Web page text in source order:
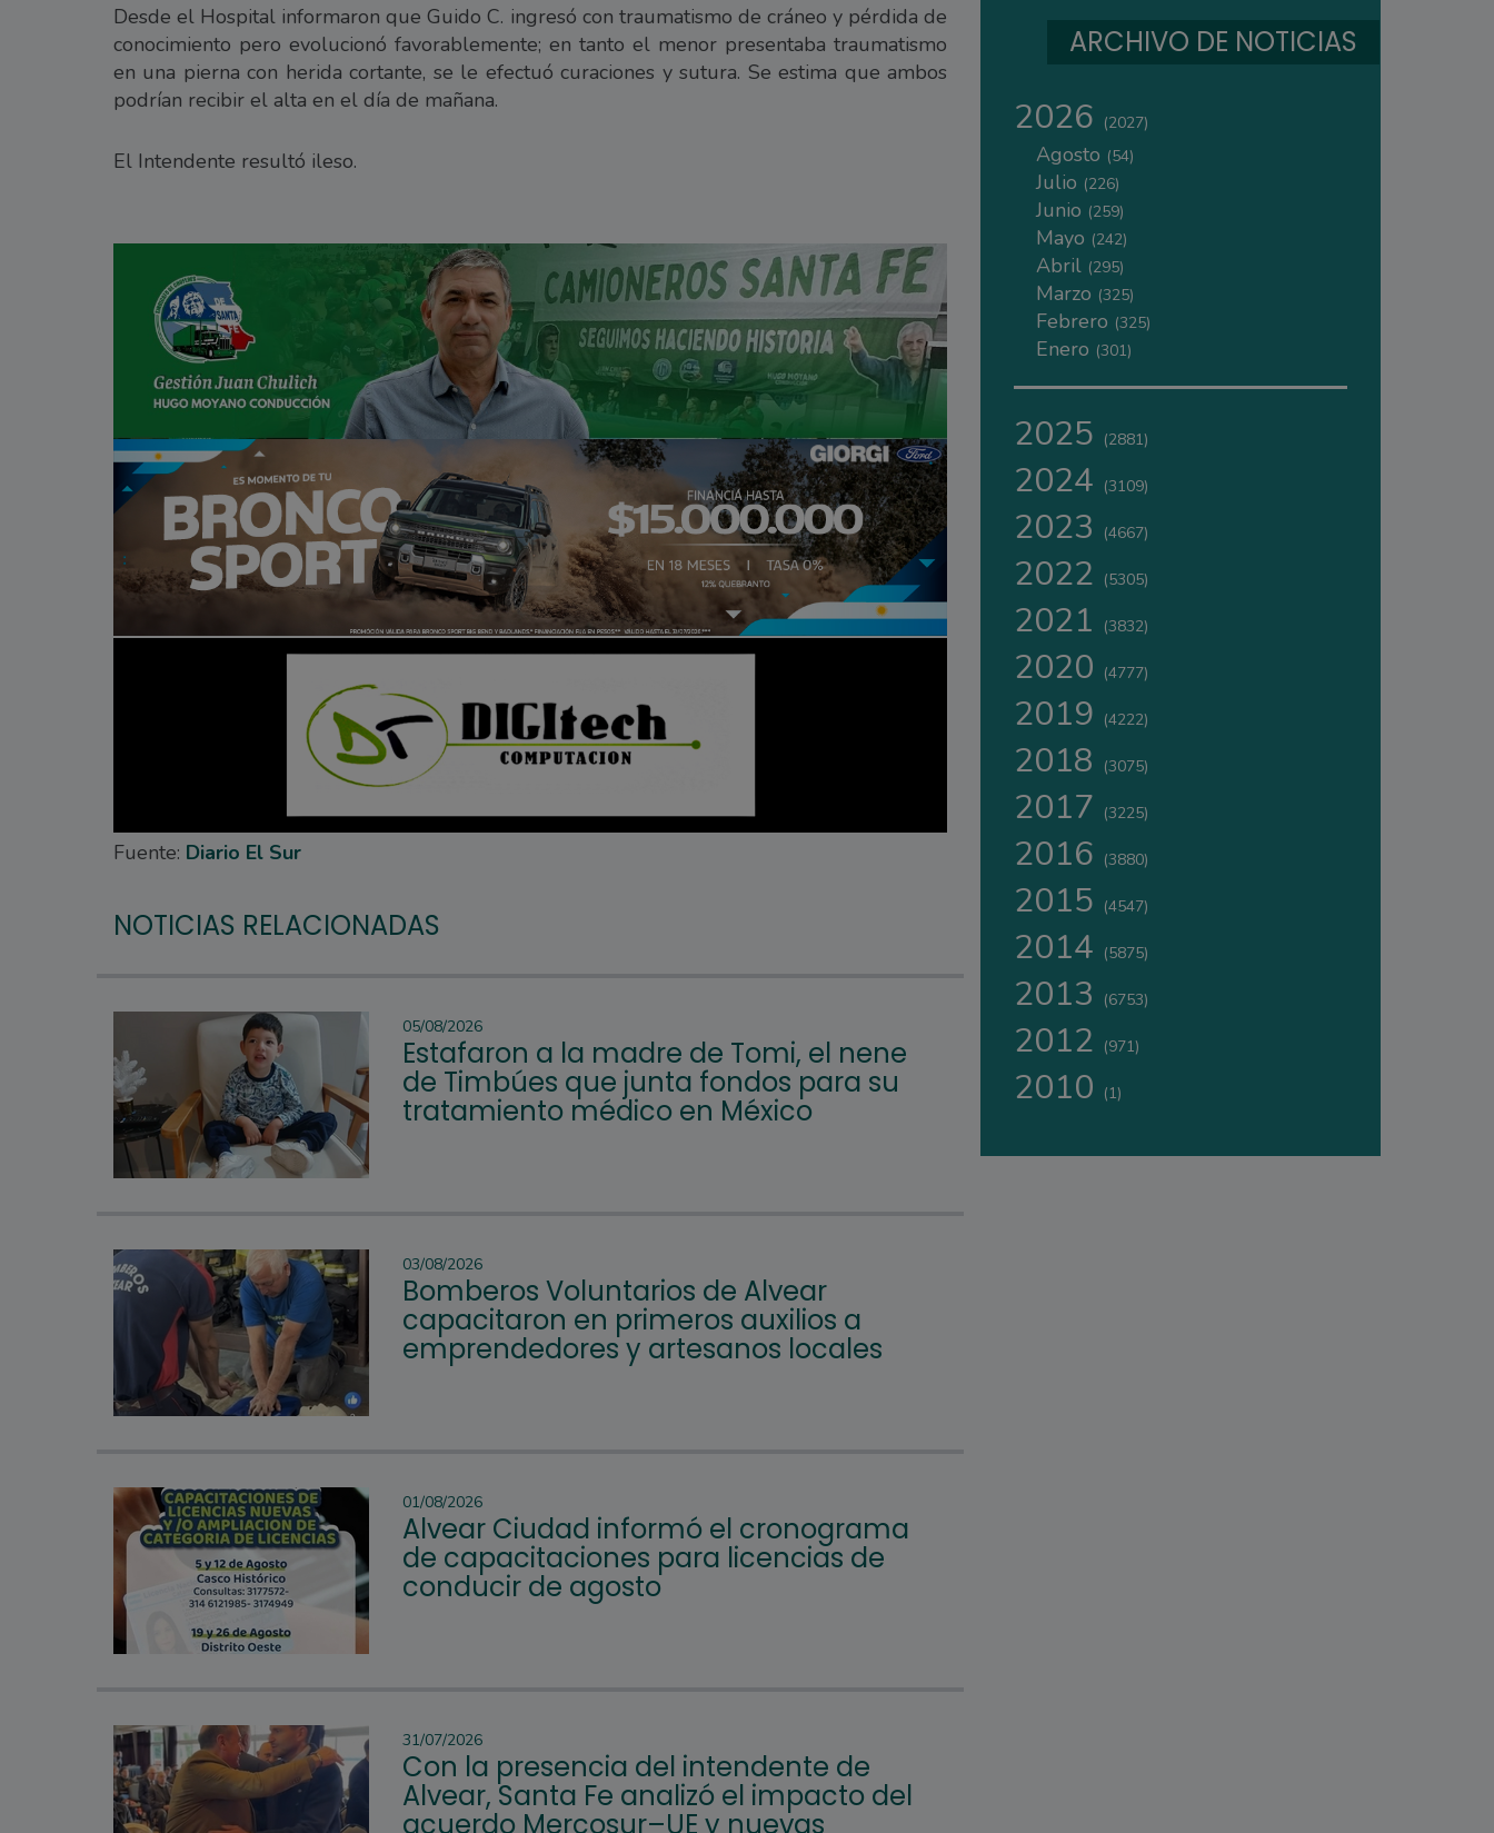
Desde el Hospital informaron que Guido C. ingresó con traumatismo de cráneo y pérdida de
conocimiento pero evolucionó favorablemente; en tanto el menor presentaba traumatismo
en una pierna con herida cortante, se le efectuó curaciones y sutura. Se estima que ambos
podrían recibir el alta en el día de mañana.
El Intendente resultó ileso.
Fuente: Diario El Sur
NOTICIAS RELACIONADAS
05/08/2026
Estafaron a la madre de Tomi, el nene
de Timbúes que junta fondos para su
tratamiento médico en México
03/08/2026
Bomberos Voluntarios de Alvear
capacitaron en primeros auxilios a
emprendedores y artesanos locales
01/08/2026
Alvear Ciudad informó el cronograma
de capacitaciones para licencias de
conducir de agosto
31/07/2026
Con la presencia del intendente de
Alvear, Santa Fe analizó el impacto del
acuerdo Mercosur–UE y nuevas
ARCHIVO DE NOTICIAS
2026 (2027)
Agosto (54)
Julio (226)
Junio (259)
Mayo (242)
Abril (295)
Marzo (325)
Febrero (325)
Enero (301)
2025 (2881)
2024 (3109)
2023 (4667)
2022 (5305)
2021 (3832)
2020 (4777)
2019 (4222)
2018 (3075)
2017 (3225)
2016 (3880)
2015 (4547)
2014 (5875)
2013 (6753)
2012 (971)
2010 (1)